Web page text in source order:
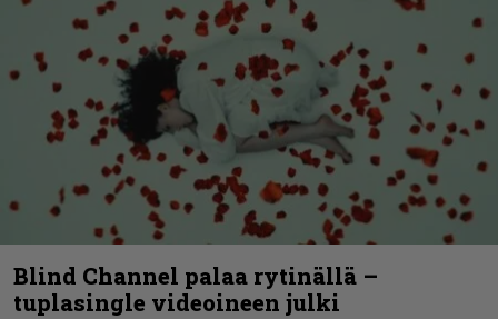
Blind Channel palaa rytinällä –
tuplasingle videoineen julki